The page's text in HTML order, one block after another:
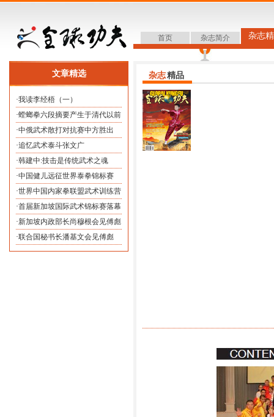
首页 杂志简介 杂志
文章精选
·我读李经梧（一）
·螳螂拳六段摘要产生于清代以前
·中俄武术散打对抗赛中方胜出
·追忆武术泰斗张文广
·韩建中:技击是传统武术之魂
·中国健儿远征世界泰拳锦标赛
·世界中国内家拳联盟武术训练营
·首届新加坡国际武术锦标赛落幕
·新加坡内政部长尚穆根会见傅彪
·联合国秘书长潘基文会见傅彪
杂志精品